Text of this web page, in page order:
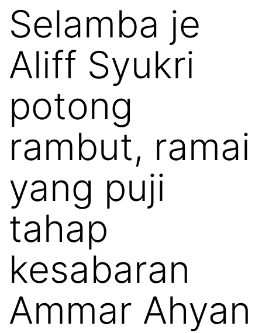
Selamba je
Aliff Syukri
potong
rambut, ramai
yang puji
tahap
kesabaran
Ammar Ahyan